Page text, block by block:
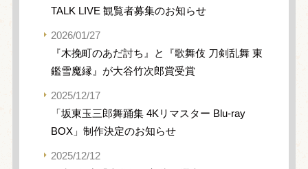
TALK LIVE 観覧者募集のお知らせ
2026/01/27
『木挽町のあだ討ち』と『歌舞伎 刀剣乱舞 東
鑑雪魔縁』が大谷竹次郎賞受賞
2025/12/17
「坂東玉三郎舞踊集 4Kリマスター Blu-ray
BOX」制作決定のお知らせ
2025/12/12